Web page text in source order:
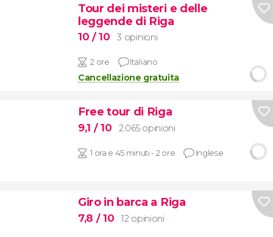
Tour dei misteri e delle
leggende di Riga
10 / 10 3 opinioni
2 ore Italiano
Cancellazione gratuita
Free tour di Riga
9,1 / 10 2.065 opinioni
1 ora e 45 minuti - 2 ore Inglese
Giro in barca a Riga
7,8 / 10 12 opinioni